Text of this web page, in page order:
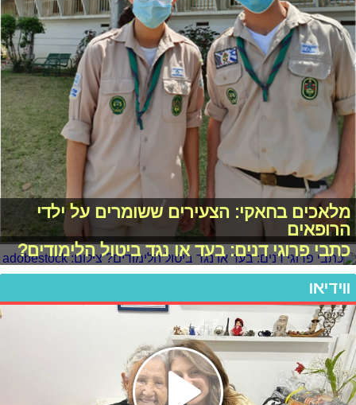
מלאכים בחאקי: הצעירים ששומרים על ילדי
הרופאים
כתבי פרוגי דנים: בעד או נגד ביטול הלימודים?
ווידיאו